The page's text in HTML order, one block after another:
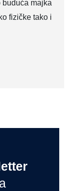
buduća majka
fizičke tako i